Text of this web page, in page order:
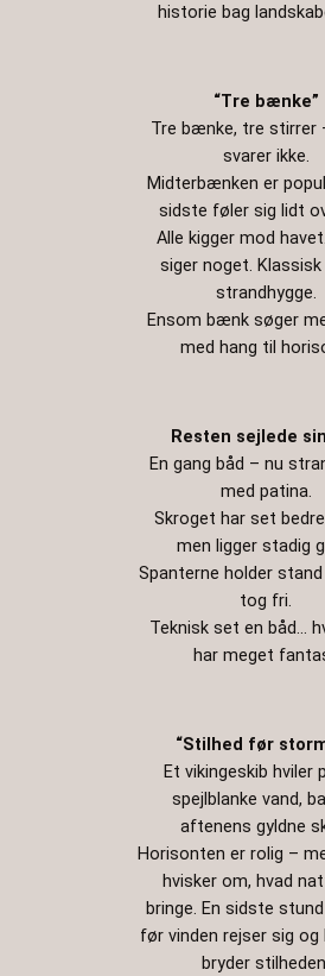
historie bag
“Tre bænke”
Tre bænke, tre stirrer
svarer ikke.
Midterbænken er
sidste føler sig lidt
Alle kigger mod
siger noget. Klassisk
strandhygge.
Ensom bænk søger
med hang til
Resten sejlede
En gang båd – nu
med patina.
Skroget har set
men ligger stadig
Spanterne holder
tog fri.
Teknisk set en båd…
har meget
“Stilhed før
Et vikingeskib hviler
spejlblanke vand,
aftenens gyldne
Horisonten er rolig –
hvisker om, hvad
bringe. En sidste
før vinden rejser sig og
bryder